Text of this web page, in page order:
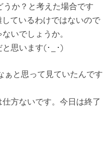
か？と考えた場合です
ているわけではないので
いでしょうか。
思います(･_･)
ぁと思って見ていたんです
方ないです。今日は終了